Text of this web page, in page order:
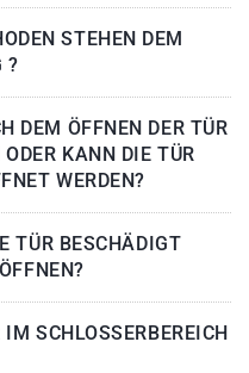
STEHEN DEM
?
DEM ÖFFNEN DER TÜR
KANN DIE TÜR
WERDEN?
TÜR BESCHÄDIGT
SCHLOSSERBEREICH